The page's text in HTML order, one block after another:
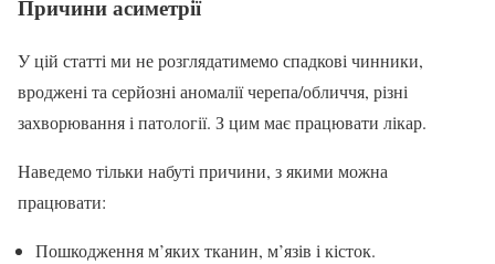
Причини асиметрії
У цій статті ми не розглядатимемо спадкові чинники,
вроджені та серйозні аномалії черепа/обличчя, різні
захворювання і патології. З цим має працювати лікар.
Наведемо тільки набуті причини, з якими можна
працювати:
Пошкодження м’яких тканин, м’язів і кісток.